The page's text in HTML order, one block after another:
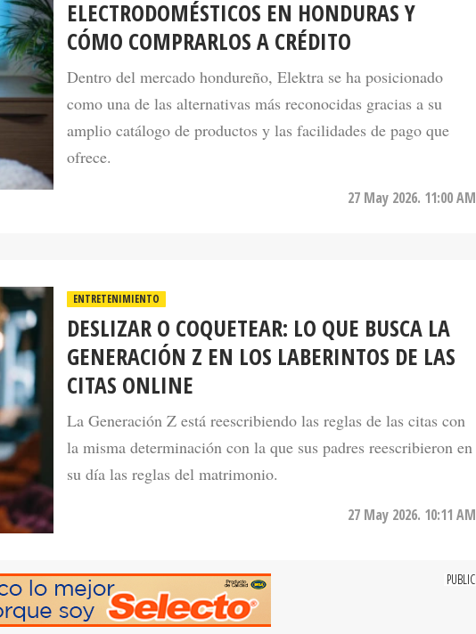
ELECTRODOMÉSTICOS EN HONDURAS Y
CÓMO COMPRARLOS A CRÉDITO
Dentro del mercado hondureño, Elektra se ha posicionado
como una de las alternativas más reconocidas gracias a su
amplio catálogo de productos y las facilidades de pago que
ofrece.
27 May 2026. 11:00 AM
ENTRETENIMIENTO
DESLIZAR O COQUETEAR: LO QUE BUSCA LA
GENERACIÓN Z EN LOS LABERINTOS DE LAS
CITAS ONLINE
La Generación Z está reescribiendo las reglas de las citas con
la misma determinación con la que sus padres reescribieron en
su día las reglas del matrimonio.
27 May 2026. 10:11 AM